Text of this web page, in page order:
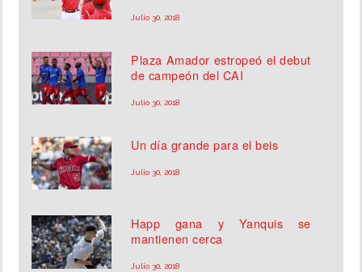
Julio 30, 2018
Plaza Amador estropeó el debut
de campeón del CAI
Julio 30, 2018
Un día grande para el beis
Julio 30, 2018
Happ gana y Yanquis se
mantienen cerca
Julio 30, 2018